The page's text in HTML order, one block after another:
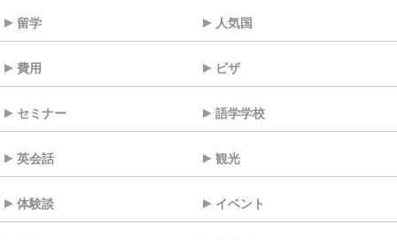
留学 人気国
費用 ビザ
セミナー 語学学校
英会話 観光
体験談 イベント